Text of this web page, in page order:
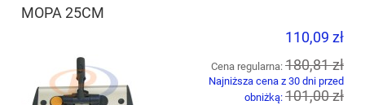
MOPA 25CM
110,09 zł
Cena regularna: 180,81 zł
Najniższa cena z 30 dni przed
obniżką: 101,00 zł